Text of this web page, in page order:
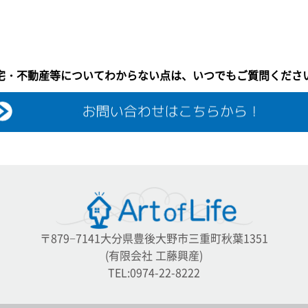
・不動産等についてわからない点は、いつでもご質問くださ
〒879−7141大分県豊後大野市三重町秋葉1351
(有限会社 工藤興産)
TEL:0974-22-8222